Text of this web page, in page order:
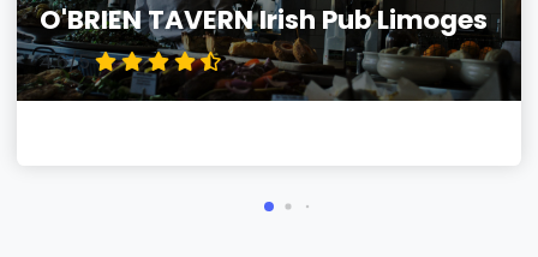
O'BRIEN TAVERN Irish Pub Limoges
4.6/5